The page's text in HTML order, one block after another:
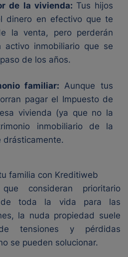
de la vivienda: Tus hijos
dinero en efectivo que te
la venta, pero perderán
activo inmobiliario que se
de los años.
familiar:Aunque tus
pagar el Impuesto de
vivienda (ya que no la
inmobiliario de la
drásticamente.
familia con Kreditiweb
consideran prioritario
de toda la vida para las
la nuda propiedad suele
tensiones y pérdidas
se pueden solucionar.